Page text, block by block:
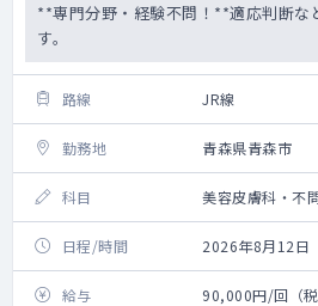
**専門分野・経験不問！**適応判断な
す。
路線 JR線
勤務地 青森県青森市
科目 美容皮膚科・不
日程/時間 2026年8月12日
給与 90,000円/回（税